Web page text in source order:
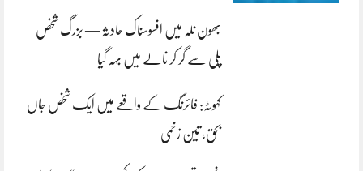
بھون نلہ میں افسوسناک حادثہ — بزرگ شخص
پلی سے گر کر نالے میں بہہ گیا
کہوٹہ: فائرنگ کے واقعے میں ایک شخص جاں
بحق، تین زخمی